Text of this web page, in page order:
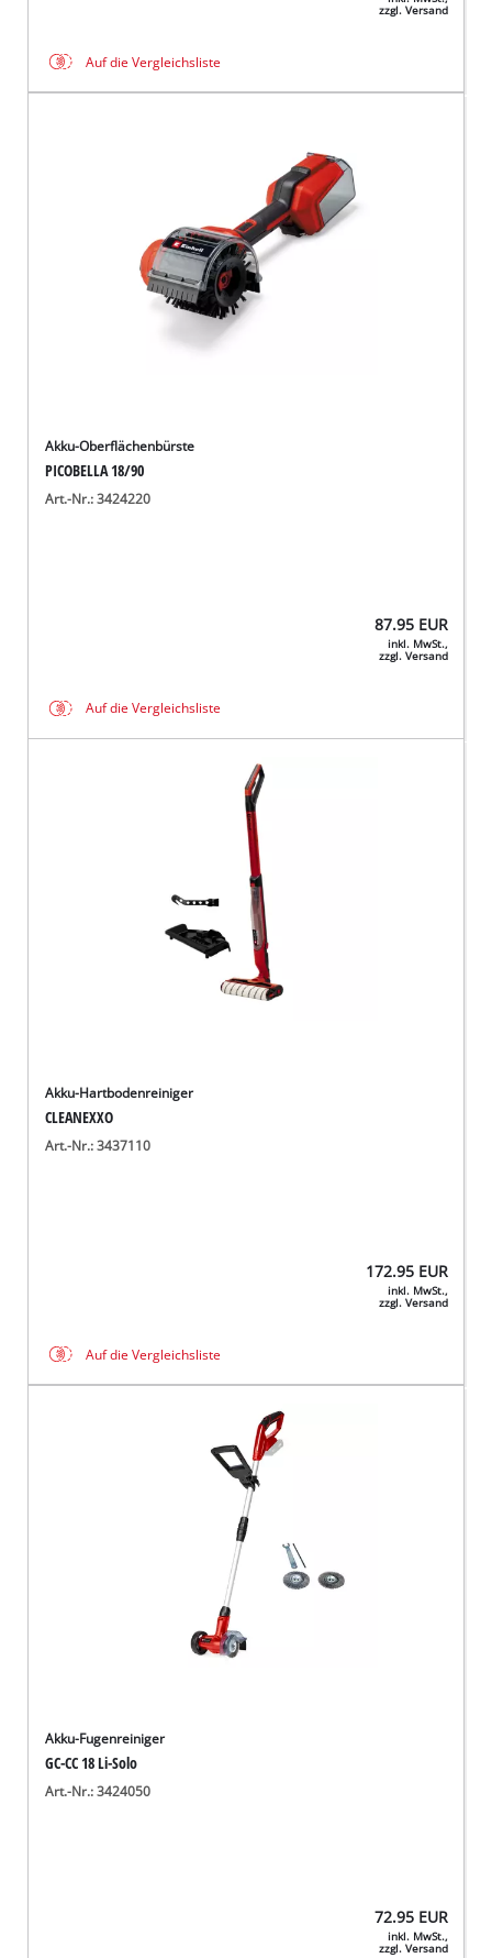
zzgl. Versand
Auf die Vergleichsliste
Akku-Oberflächenbürste
PICOBELLA 18/90
Art.-Nr.: 3424220
87.95 EUR
inkl. MwSt.,
zzgl. Versand
Auf die Vergleichsliste
Akku-Hartbodenreiniger
CLEANEXXO
Art.-Nr.: 3437110
172.95 EUR
inkl. MwSt.,
zzgl. Versand
Auf die Vergleichsliste
Akku-Fugenreiniger
GC-CC 18 Li-Solo
Art.-Nr.: 3424050
72.95 EUR
inkl. MwSt.,
zzgl. Versand